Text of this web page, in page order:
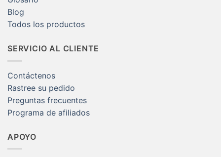
Blog
Todos los productos
SERVICIO AL CLIENTE
Contáctenos
Rastree su pedido
Preguntas frecuentes
Programa de afiliados
APOYO